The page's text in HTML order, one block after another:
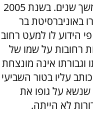
"הפתקים נעלמו במרחבי צה"ל במשך שנים. בשנת 2005
באוניברסיטת בר
הידוע לו למעט רחוב
רחובות על שמו של
וגבורתו אינה מונצחת
עליו בטור השביעי
שנשא על גופו את
לא הייתה.